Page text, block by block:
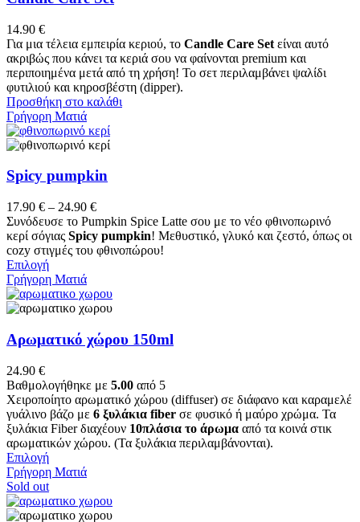
Οι
μπορούν
να
επιλεγούν
στη
σελίδα
του
προϊόντος
14.90 €
Για μια τέλεια εμπειρία κεριού, το Candle Care Set είναι αυτό
ακριβώς που κάνει τα κεριά σου να φαίνονται premium και
περιποιημένα μετά από τη χρήση! Το σετ περιλαμβάνει ψαλίδι
φυτιλιού και κηροσβέστη (dipper).
Προσθήκη στο καλάθι
Γρήγορη Ματιά
Spicy pumpkin
17.90 € – 24.90 €Price
range:
17.90 €
through
Συνόδευσε το Pumpkin Spice Latte σου με το νέο φθινοπωρινό
κερί σόγιας Spicy pumpkin! Μεθυστικό, γλυκό και ζεστό, όπως οι
cozy στιγμές του φθινοπώρου!
ΕπιλογήΑυτό
το
προϊόν
έχει
παραλλαγές.
Οι
μπορούν
να
επιλεγούν
στη
σελίδα
του
προϊόντος
Γρήγορη Ματιά
Αρωματικό χώρου 150ml
24.90 €
Βαθμολογήθηκε με 5.00 από 5
Χειροποίητο αρωματικό χώρου (diffuser) σε διάφανο και καραμελέ
γυάλινο βάζο με 6 ξυλάκια fiber σε φυσικό ή μαύρο χρώμα. Τα
ξυλάκια Fiber διαχέουν 10πλάσια το άρωμα από τα κοινά στικ
αρωματικών χώρου. (Τα ξυλάκια περιλαμβάνονται).
ΕπιλογήΑυτό
το
προϊόν
έχει
πολλαπλές
Γρήγορη Ματιά
Sold out